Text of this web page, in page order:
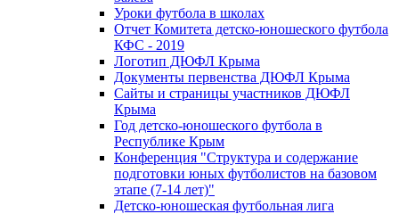
Уроки футбола в школах
Отчет Комитета детско-юношеского футбола
КФС - 2019
Логотип ДЮФЛ Крыма
Документы первенства ДЮФЛ Крыма
Сайты и страницы участников ДЮФЛ
Крыма
Год детско-юношеского футбола в
Республике Крым
Конференция "Структура и содержание
подготовки юных футболистов на базовом
этапе (7-14 лет)"
Детско-юношеская футбольная лига